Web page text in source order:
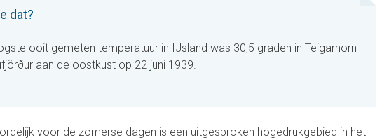
dat?
ooit gemeten temperatuur in IJsland was 30,5 graden in Teigarhorn
aan de oostkust op 22 juni 1939.
voor de zomerse dagen is een uitgesproken hogedrukgebied in het